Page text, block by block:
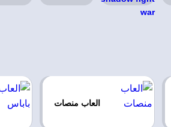
العاب منصات